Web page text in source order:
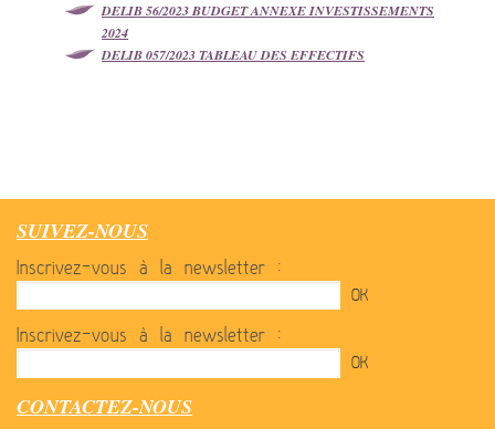
DELIB 56/2023 BUDGET ANNEXE INVESTISSEMENTS
2024
DELIB 057/2023 TABLEAU DES EFFECTIFS
SUIVEZ-NOUS
Inscrivez-vous à la newsletter :
Inscrivez-vous à la newsletter :
CONTACTEZ-NOUS